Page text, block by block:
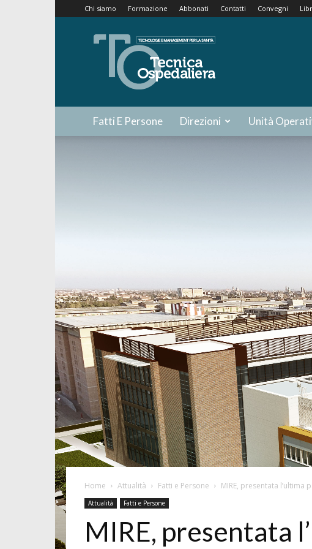
Chi siamo Formazione Abbonati Contatti Convegni
Tecnica
Ospedaliera
Fatti E Persone Direzioni Unità
Home Attualità Fatti e Persone MIRE, presentata l’ultima
Attualità Fatti e Persone
MIRE, presentata